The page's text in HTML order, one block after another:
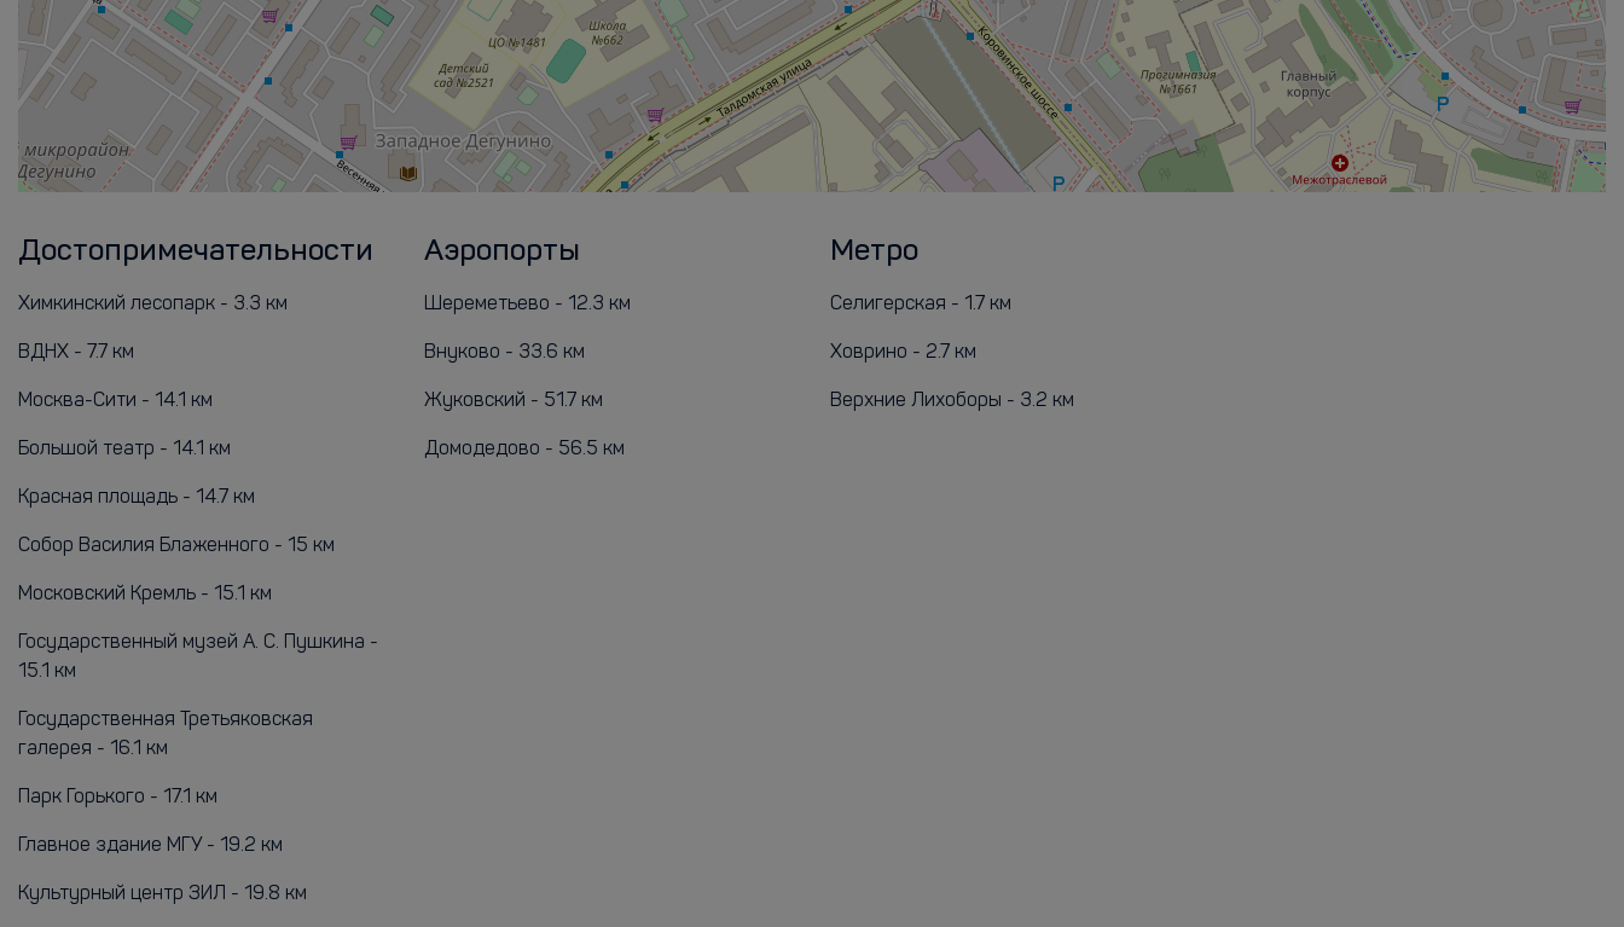
Достопримечательности
Химкинский лесопарк - 3.3 км
ВДНХ - 7.7 км
Москва-Сити - 14.1 км
Большой театр - 14.1 км
Красная площадь - 14.7 км
Собор Василия Блаженного - 15 км
Московский Кремль - 15.1 км
Государственный музей А. С. Пушкина -
15.1 км
Государственная Третьяковская
галерея - 16.1 км
Парк Горького - 17.1 км
Главное здание МГУ - 19.2 км
Культурный центр ЗИЛ - 19.8 км
Аэропорты
Шереметьево - 12.3 км
Внуково - 33.6 км
Жуковский - 51.7 км
Домодедово - 56.5 км
Метро
Селигерская - 1.7 км
Ховрино - 2.7 км
Верхние Лихоборы - 3.2 км